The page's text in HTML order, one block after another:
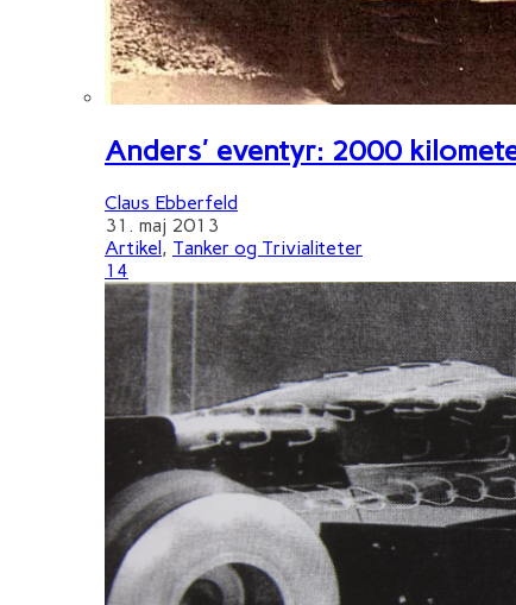
Anders' eventyr: 2000
Claus Ebberfeld
31. maj 2013
Artikel , Tanker og Trivialiteter
14